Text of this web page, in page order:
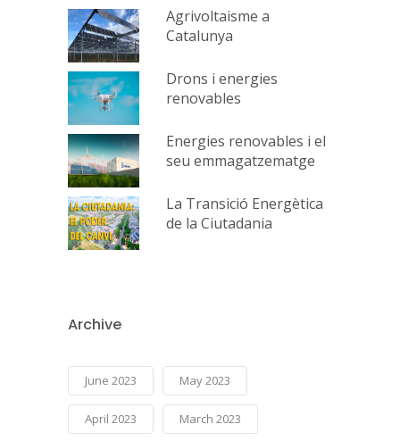
Agrivoltaisme a
Catalunya
Drons i energies
renovables
Energies renovables i el
seu emmagatzematge
La Transició Energètica
de la Ciutadania
Archive
June 2023 May 2023
April 2023 March 2023